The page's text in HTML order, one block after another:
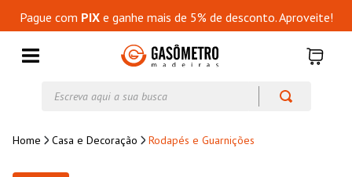
Pague com PIXe ganhe mais de 5% de desconto. Aproveite!
Casa e Decoração Rodapés e Guarnições